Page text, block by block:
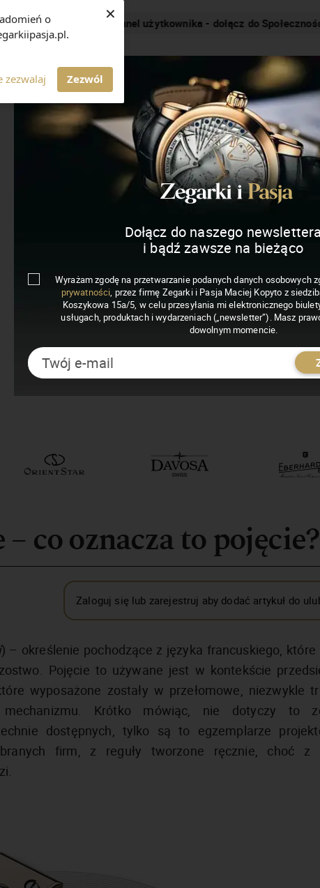
o
zezwalaj Zezwól
× Nakręcamy pozytywnie... cały czas!
MAGAZYN ZEGARKI I PASJA
co oznacza to pojęcie?
Zaloguj się lub zarejestruj aby dodać artykuł do
) – określenie pochodzące z języka francuskiego, które
Pojęcie to używane jest w kontekście
wyposażone zostały w przełomowe, niezwykle
mechanizmu. Krótko mówiąc, nie dotyczy to
dostępnych, tylko są to egzemplarze
firm, z reguły tworzone ręcznie, choć z
Dołącz do naszego newslettera
i bądź zawsze na bieżąco
Wyrażam zgodę na przetwarzanie podanych danych osobowych
prywatności, przez firmę Zegarki i Pasja Maciej Kopyto z
Koszykowa 15a/5, w celu przesyłania mi elektronicznego
usługach, produktach i wydarzeniach („newsletter”). Masz
dowolnym momencie.